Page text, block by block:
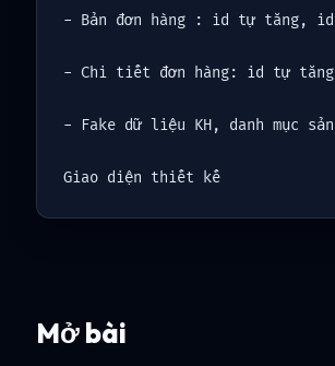
- Bản đơn hàng : id tự tăng,
- Chi tiết đơn hàng: id tự
- Fake dữ liệu KH, danh mục sản
Giao diện thiết kế
Mở bài